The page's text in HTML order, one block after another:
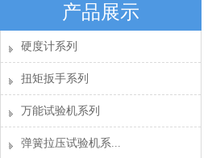
产品展示
硬度计系列
扭矩扳手系列
万能试验机系列
弹簧拉压试验机系...